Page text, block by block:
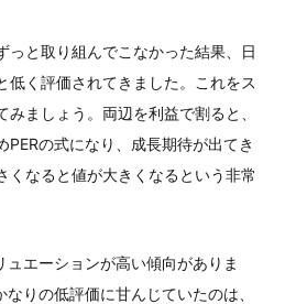
っと取り組んでこなかった結果、日
低く評価されてきました。これをス
ましょう。両辺を利益で割ると、
PERの式になり、成長期待が出てき
くなると値が大きくなるという非常
ュエーションが高い傾向がありま
りの低評価に甘んじていたのは、